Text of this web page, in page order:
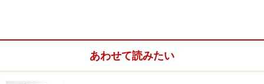
あわせて読みたい